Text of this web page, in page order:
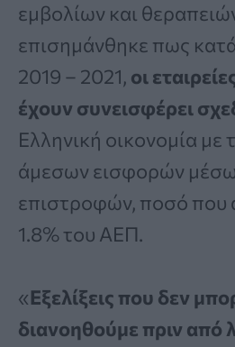
εμβολίων και
επισημάνθηκε πως
2019 – 2021, οι
έχουν συνεισφέρει
Ελληνική οικονομία με
άμεσων εισφορών
επιστροφών, ποσό που
1.8% του ΑΕΠ.
«Εξελίξεις που δεν
διανοηθούμε πριν από